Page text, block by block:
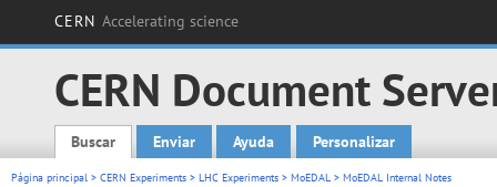
CERN Accelerating science
CERN Document
Main menu
Buscar Enviar Ayuda Personalizar
Página principal > CERN Experiments > LHC Experiments > MoEDAL > MoEDAL Internal Notes